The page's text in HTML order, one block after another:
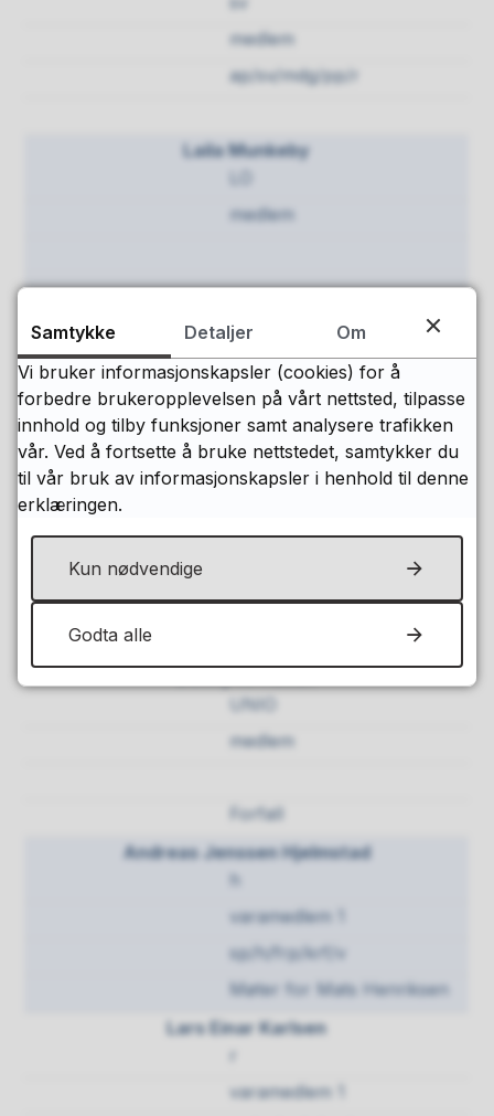
medlem
ap/sv/mdg/pp/r
Laila Munkeby
medlem
Jens-Syver Løvli
UNIO
medlem
UNIO
medlem
Forfall
Andreas Jenssen Hjelmstad
h
varamedlem 1
sp/h/frp/krf/v
Møter for Mats Henriksen
Lars Einar Karlsen
varamedlem 1
Samtykke Detaljer
Om
Vi bruker informasjonskapsler (cookies) for å
forbedre brukeropplevelsen på vårt nettsted, tilpasse
innhold og tilby funksjoner samt analysere trafikken
vår. Ved å fortsette å bruke nettstedet, samtykker du
til vår bruk av informasjonskapsler i henhold til denne
erklæringen.
Kun nødvendige
Godta alle